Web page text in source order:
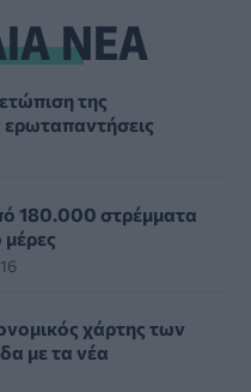
ΝΕΑ
της
180.000 στρέμματα
χάρτης των
με τα νέα